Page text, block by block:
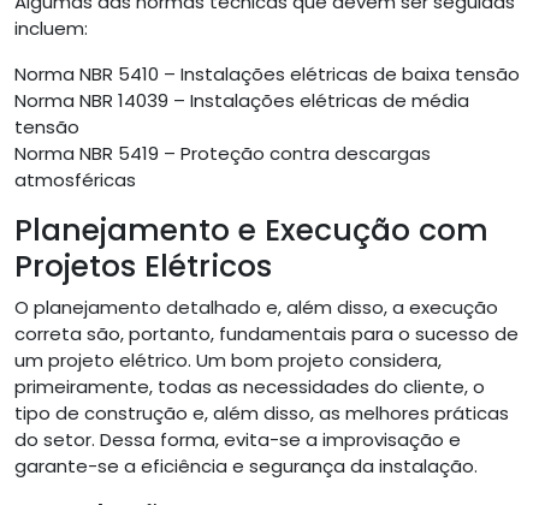
incluem:
Norma NBR 5410 – Instalações elétricas de baixa tensão
Norma NBR 14039 – Instalações elétricas de média
tensão
Norma NBR 5419 – Proteção contra descargas
atmosféricas
Planejamento e Execução com
Projetos Elétricos
O planejamento detalhado e, além disso, a execução
correta são, portanto, fundamentais para o sucesso de
um projeto elétrico. Um bom projeto considera,
primeiramente, todas as necessidades do cliente, o
tipo de construção e, além disso, as melhores práticas
do setor. Dessa forma, evita-se a improvisação e
garante-se a eficiência e segurança da instalação.